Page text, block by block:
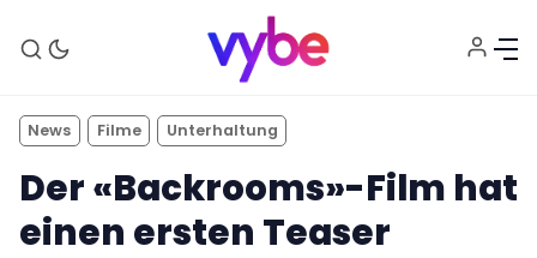
News Filme Unterhaltung
Der «Backrooms»-Film hat
einen ersten Teaser